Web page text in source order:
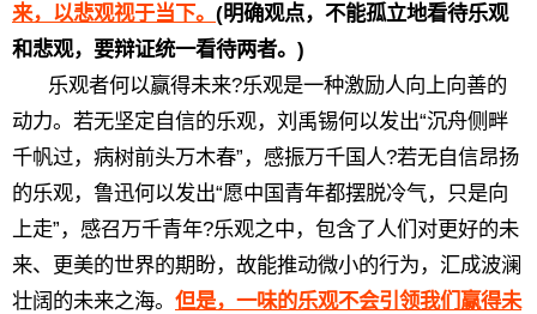
来，以悲观视于当下。 (明确观点，不能孤立地看待乐观
和悲观，要辩证统一看待两者。)
乐观者何以赢得未来?乐观是一种激励人向上向善的
动力。若无坚定自信的乐观，刘禹锡何以发出“沉舟侧畔
千帆过，病树前头万木春”，感振万千国人?若无自信昂扬
的乐观，鲁迅何以发出“愿中国青年都摆脱冷气，只是向
上走”，感召万千青年?乐观之中，包含了人们对更好的未
来、更美的世界的期盼，故能推动微小的行为，汇成波澜
壮阔的未来之海。 但是，一味的乐观不会引领我们赢得未